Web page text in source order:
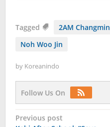
Tagged 2AM Changmin
Noh Woo Jin
by Koreanindo
Follow Us On
Post
Previous post